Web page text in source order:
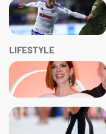
LIFESTYLE